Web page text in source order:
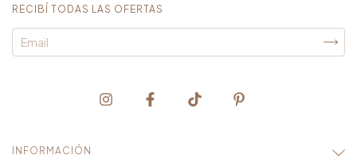
RECIBÍ TODAS LAS OFERTAS
INFORMACIÓN